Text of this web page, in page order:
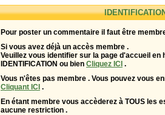
Pour poster un commentaire il faut être
Si vous avez déjà un accès membre .
Veuillez vous identifier sur la page d'accueil en
IDENTIFICATION ou bien Cliquez ICI .
Vous n'êtes pas membre . Vous pouvez vous
Cliquant ICI .
En étant membre vous accèderez à TOUS les
aucune restriction .